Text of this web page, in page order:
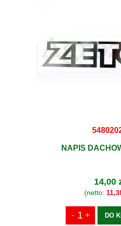
NAPIS
14,00
(netto:
DO